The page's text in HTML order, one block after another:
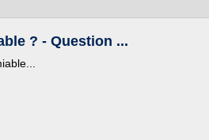
? - Question ...